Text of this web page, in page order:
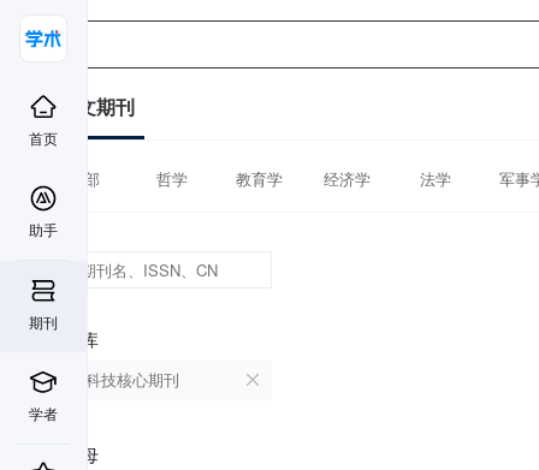
首页
助手
期刊
学者
中文期刊
全部 哲学 教育学 经济学 法学 军事
数据库
中国科技核心期刊
首字母